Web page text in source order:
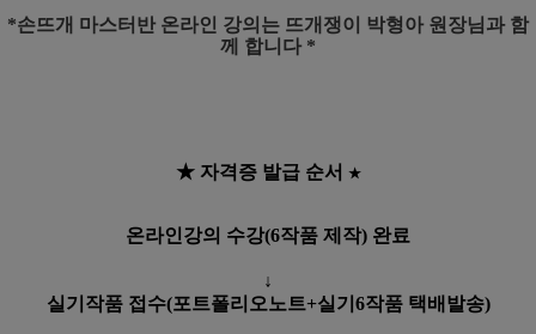
*손뜨개 마스터반 온라인 강의는 뜨개쟁이 박형아 원장님과 함
께 합니다 *
★ 자격증 발급 순서 ★
온라인강의 수강(6작품 제작) 완료
↓
실기작품 접수(포트폴리오노트+실기6작품 택배발송)